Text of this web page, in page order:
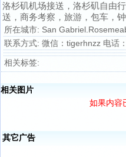
洛杉矶机场接送，洛杉矶自由
送，商务考察，旅游，包车，
所在城市: San
联系方式: 微信：tigerhnzz 电话
相关标签:
相关图片
如果内容
其它广告